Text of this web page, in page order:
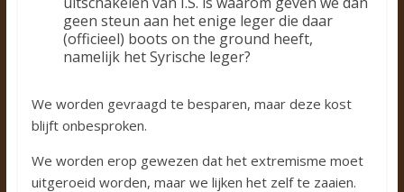
geen steun aan het enige leger die daar
(officieel) boots on the ground heeft,
namelijk het Syrische leger?
We worden gevraagd te besparen, maar deze kost
blijft onbesproken.
We worden erop gewezen dat het extremisme moet
uitgeroeid worden, maar we lijken het zelf te zaaien.